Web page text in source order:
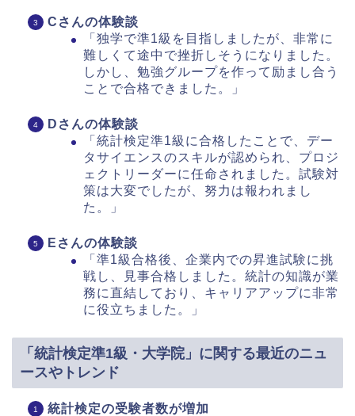
Cさんの体験談
「独学で準1級を目指しましたが、非常に
難しくて途中で挫折しそうになりました。
しかし、勉強グループを作って励まし合う
ことで合格できました。」
Dさんの体験談
「統計検定準1級に合格したことで、デー
タサイエンスのスキルが認められ、プロジ
ェクトリーダーに任命されました。試験対
策は大変でしたが、努力は報われまし
た。」
Eさんの体験談
「準1級合格後、企業内での昇進試験に挑
戦し、見事合格しました。統計の知識が業
務に直結しており、キャリアアップに非常
に役立ちました。」
「統計検定準1級・大学院」に関する最近のニュ
ースやトレンド
統計検定の受験者数が増加